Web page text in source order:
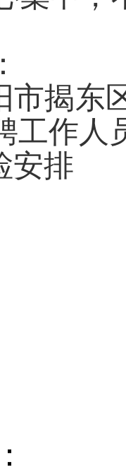
东区
工作人
排